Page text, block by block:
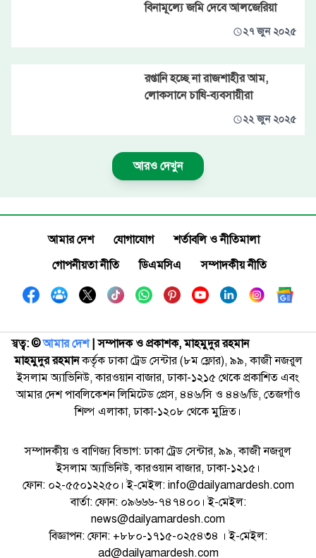
বিনামূল্যে জমি দেবে আলজেরিয়া
২৭ জুন ২০২৫
রপ্তানি হচ্ছে না রাজশাহীর আম,
লোকসানে চাষি-ব্যবসায়ীরা
২২ জুন ২০২৫
আরও দেখুন
আমার দেশ যোগাযোগ
শর্তাবলি ও নীতিমালা
গোপনীয়তা নীতি
ডিএমসিএ সম্পাদকীয় নীতি
স্বত্ব: ©️আমার দেশ| সম্পাদক ও প্রকাশক, মাহমুদুর রহমান
মাহমুদুর রহমানকর্তৃক ঢাকা ট্রেড সেন্টার (৮ম ফ্লোর), ৯৯, কাজী নজরুল
ইসলাম অ্যাভিনিউ, কারওয়ান বাজার, ঢাকা-১২১৫ থেকে প্রকাশিত এবং
আমার দেশ পাবলিকেশন লিমিটেড প্রেস, ৪৪৬/সি ও ৪৪৬/ডি, তেজগাঁও
শিল্প এলাকা, ঢাকা-১২০৮ থেকে মুদ্রিত।
সম্পাদকীয় ও বাণিজ্য বিভাগ: ঢাকা ট্রেড সেন্টার, ৯৯, কাজী নজরুল
ইসলাম অ্যাভিনিউ, কারওয়ান বাজার, ঢাকা-১২১৫।
ফোন: ০২-৫৫০১২২৫০। ই-মেইল: info@dailyamardesh.com
বার্তা: ফোন: ০৯৬৬৬-৭৪৭৪০০। ই-মেইল:
news@dailyamardesh.com
বিজ্ঞাপন: ফোন: +৮৮০-১৭১৫-০২৫৪৩৪ । ই-মেইল:
ad@dailyamardesh.com